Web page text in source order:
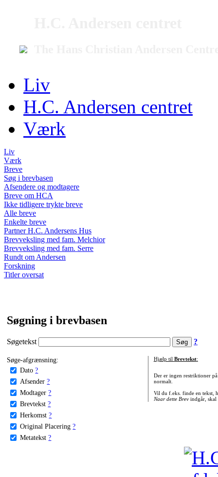
Liv
H.C. Andersen centret
Værk
Liv
Værk
Breve
Søg i brevbasen
Afsendere og modtagere
Breve om HCA
Ikke tidligere trykte breve
Alle breve
Enkelte breve
Partner H.C. Andersens Hus
Brevveksling med fam. Melchior
Brevveksling med fam. Serre
Rundt om Andersen
Forskning
Titler oversat
Søgning i brevbasen
Søgetekst ?
Søge-afgrænsning:
Dato ?
Afsender ?
Modtager ?
Brevtekst ?
Herkomst ?
Original Placering ?
Metatekst ?
Hjælp til Brevtekst:
Der er ingen restriktioner
normalt.
Vil du f.eks. finde en tekst,
Naar dette Brevindgår, skal